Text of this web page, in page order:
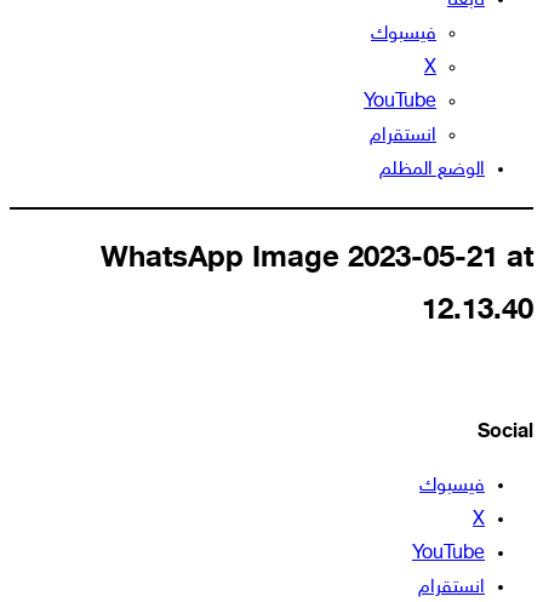
فيسبوك
‫X
‫YouTube
انستقرام
الوضع المظلم
WhatsApp Image 2023-05-21 at
12.13.40
Social
فيسبوك
‫X
‫YouTube
انستقرام